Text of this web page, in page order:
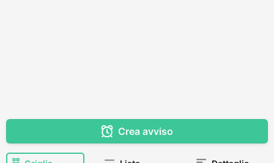
Crea avviso